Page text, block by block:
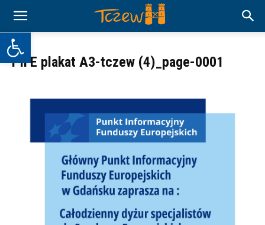
Otwórz pasek narzędzi
PIFE plakat A3-tczew (4)_page-0001